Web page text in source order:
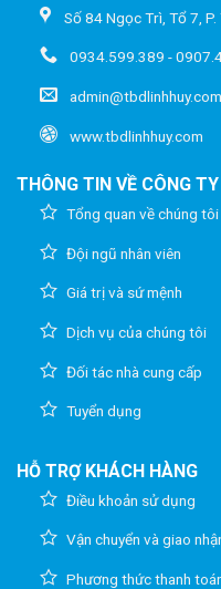
Số 84 Ngọc Trì, Tổ 7, P.
0934.599.389 -
admin@tbdlinhhuy.com
www.tbdlinhhuy.com
THÔNG TIN VỀ CÔNG TY
Tổng quan về chúng tôi
Đội ngũ nhân viên
Giá trị và sứ mệnh
Dịch vụ của chúng tôi
Đối tác nhà cung cấp
Tuyển dụng
HỖ TRỢ KHÁCH HÀNG
Điều khoản sử dụng
Vận chuyển và giao
Phương thức thanh